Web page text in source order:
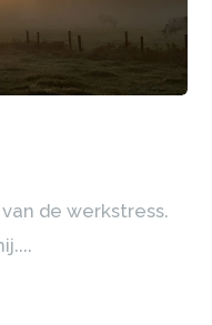
de werkstress.